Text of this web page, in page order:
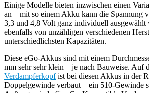
Einige Modelle bieten inzwischen einen
an – mit so einem Akku kann die Spannung
3,3 und 4,8 Volt ganz individuell ausgewählt
ebenfalls von unzähligen verschiedenen
unterschiedlichsten Kapazitäten.
Diese eGo-Akkus sind mit einem
mm sehr sehr klein – je nach Bauweise. Auf
Verdampferkopfist bei diesen Akkus in der
Doppelgewinde verbaut – ein 510-Gewinde